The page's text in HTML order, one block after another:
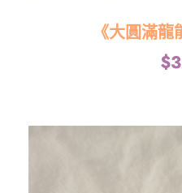
《大圓滿
$